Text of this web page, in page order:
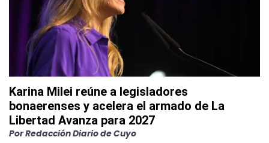
Karina Milei reúne a legisladores
bonaerenses y acelera el armado de La
Libertad Avanza para 2027
PorRedacción Diario de Cuyo